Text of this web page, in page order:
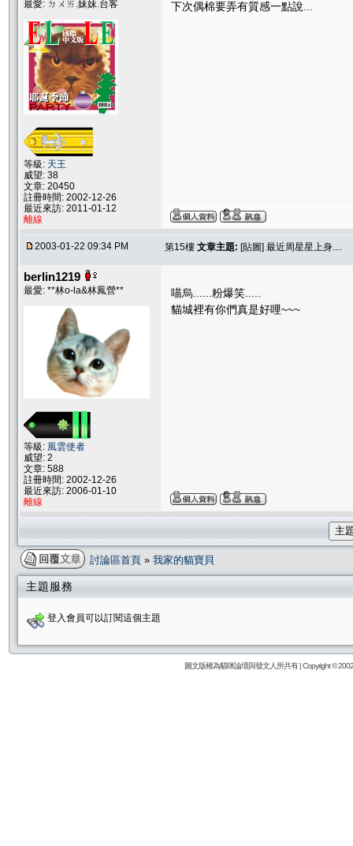
最愛: ㄉㄨㄞ.妹妹.台客
等級: 天王
威望: 38
文章: 20450
註冊時間: 2002-12-26
最近來訪: 2011-01-12
離線
下次偶棉要弄有質感一點說...
2003-01-22 09:34 PM 第15樓 文章主題: [貼圖] 最近周星星上身....
berlin1219
最愛: **林o-la&林鳳營**
等級: 風雲使者
威望: 2
文章: 588
註冊時間: 2002-12-26
最近來訪: 2006-01-10
離線
喵烏......粉爆笑.....
貓城裡有你們真是好哩~~~
主
討論區首頁 » 我家的貓寶貝
主題服務
登入會員可以訂閱這個主題
圖文版權為貓咪論壇與發文人所共有 | Copyright ©